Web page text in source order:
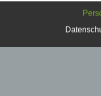
dies zu gewährleisten,
Wir verwenden in dieser